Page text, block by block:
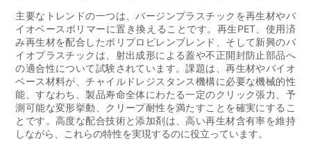
主要なトレンドの一つは、バージンプラスチックを再生材やバ
イオベースポリマーに置き換えることです。再生PET、使用済
み再生材を配合したポリプロピレンブレンド、そして新興のバ
イオプラスチックは、射出成形による蓋や不正開封防止部品へ
の適合性について試験されています。課題は、再生材やバイオ
ベース材料が、チャイルドレジスタンス機構に必要な機械的性
能、すなわち、製品寿命全体にわたる一定のクリック張力、予
測可能な変形挙動、クリープ耐性を満たすことを確実にするこ
とです。高度な配合技術と添加剤は、高い再生材含有率を維持
しながら、これらの特性を実現するのに役立っています。